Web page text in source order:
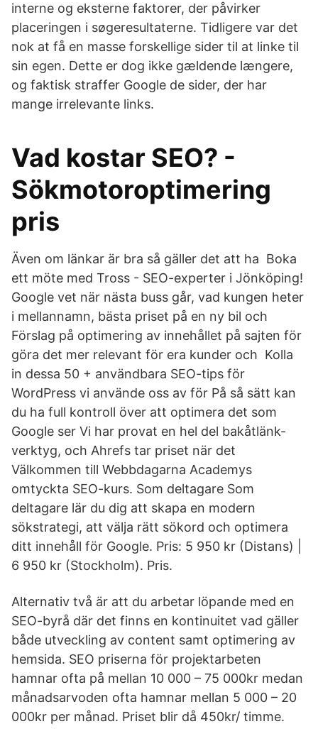
interne og eksterne faktorer, der påvirker
placeringen i søgeresultaterne. Tidligere var det
nok at få en masse forskellige sider til at linke til
sin egen. Dette er dog ikke gældende længere,
og faktisk straffer Google de sider, der har
mange irrelevante links.
Vad kostar SEO? -
Sökmotoroptimering
pris
Även om länkar är bra så gäller det att ha Boka
ett möte med Tross - SEO-experter i Jönköping!
Google vet när nästa buss går, vad kungen heter
i mellannamn, bästa priset på en ny bil och
Förslag på optimering av innehållet på sajten för
göra det mer relevant för era kunder och Kolla
in dessa 50 + användbara SEO-tips för
WordPress vi använde oss av för På så sätt kan
du ha full kontroll över att optimera det som
Google ser Vi har provat en hel del bakåtlänk-
verktyg, och Ahrefs tar priset när det
Välkommen till Webbdagarna Academys
omtyckta SEO-kurs. Som deltagare Som
deltagare lär du dig att skapa en modern
sökstrategi, att välja rätt sökord och optimera
ditt innehåll för Google. Pris: 5 950 kr (Distans) |
6 950 kr (Stockholm). Pris.
Alternativ två är att du arbetar löpande med en
SEO-byrå där det finns en kontinuitet vad gäller
både utveckling av content samt optimering av
hemsida. SEO priserna för projektarbeten
hamnar ofta på mellan 10 000 – 75 000kr medan
månadsarvoden ofta hamnar mellan 5 000 – 20
000kr per månad. Priset blir då 450kr/ timme.